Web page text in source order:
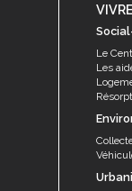
Le
Les